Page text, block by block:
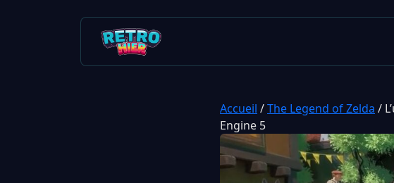
Accueil /The Legend of Zelda /
Engine 5